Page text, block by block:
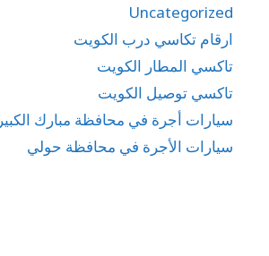
Uncategorized
ارقام تكاسي درب الكويت
تاكسي المطار الكويت
تاكسي توصيل الكويت
سيارات أجرة في محافظة مبارك الكبير
سيارات الأجرة في محافظة حولي